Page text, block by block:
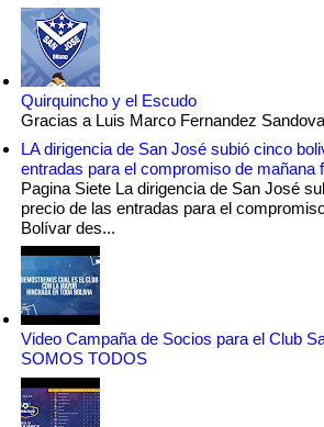
Quirquincho y el Escudo
Gracias a Luis Marco Fernandez
LA dirigencia de San José subió cinco
entradas para el compromiso de mañana
Pagina Siete La dirigencia de San José
precio de las entradas para el
Bolívar des...
Video Campaña de Socios para el Club
SOMOS TODOS